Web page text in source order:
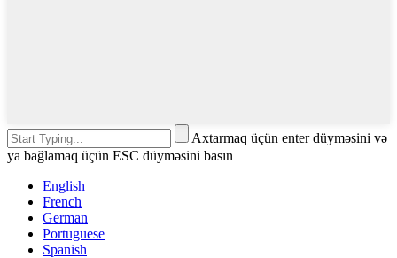
Axtarmaq üçün enter düyməsini və
ya bağlamaq üçün ESC düyməsini basın
English
French
German
Portuguese
Spanish